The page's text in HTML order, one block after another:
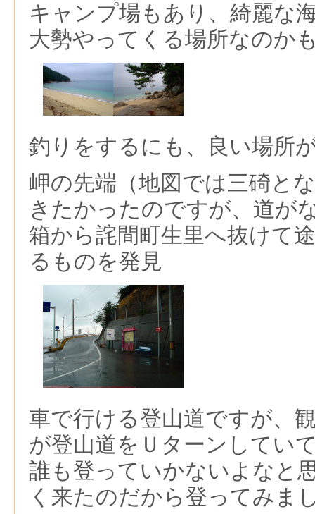
キャンプ場もあり、綺麗な
大勢やってくる場所なのか
釣りをするにも、良い場所
岬の先端（地図では三碕と
きたかったのですが、道が
箱から詫間町生里へ抜けて
るものを発見
車で行ける登山道ですが、
が登山道をＵターンしてい
誰も登っていかないよなと
く来たのだから登ってみま